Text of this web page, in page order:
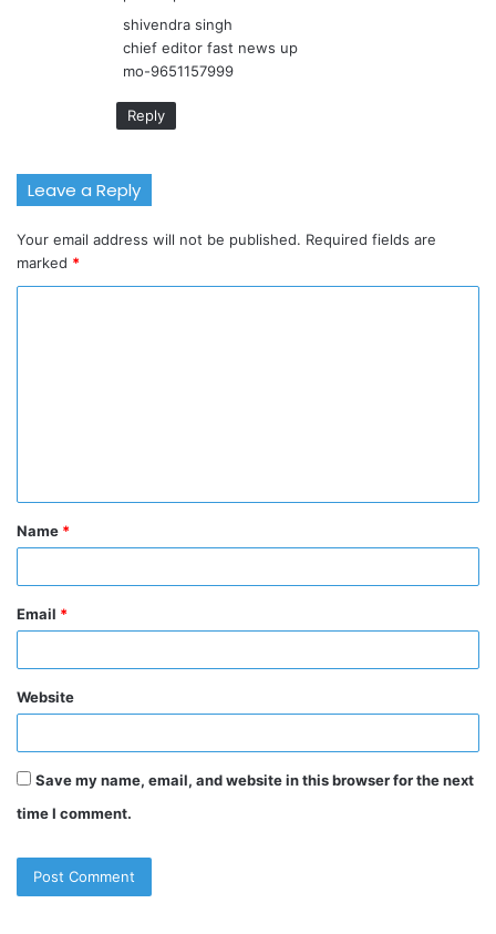
shivendra singh
chief editor fast news up
mo-9651157999
Reply
Leave a Reply
Your email address will not be published. Required fields are
marked *
t
*
Name *
Email *
Website
Save my name, email, and website in this browser for the next
time I comment.